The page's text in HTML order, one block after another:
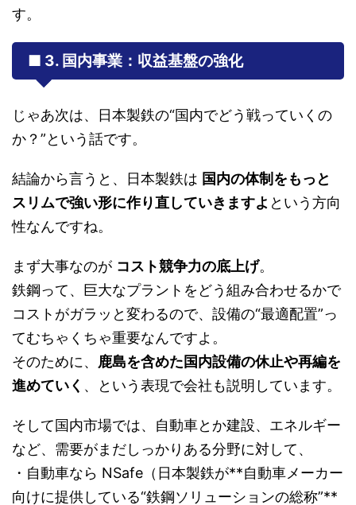
す。
■ 3. 国内事業：収益基盤の強化
じゃあ次は、日本製鉄の“国内でどう戦っていくの
か？”という話です。
結論から言うと、日本製鉄は 国内の体制をもっと
スリムで強い形に作り直していきますよ という方向
性なんですね。
まず大事なのが コスト競争力の底上げ。
鉄鋼って、巨大なプラントをどう組み合わせるかで
コストがガラッと変わるので、設備の“最適配置”っ
てむちゃくちゃ重要なんですよ。
そのために、 鹿島を含めた国内設備の休止や再編を
進めていく 、という表現で会社も説明しています。
そして国内市場では、自動車とか建設、エネルギー
など、需要がまだしっかりある分野に対して、
・自動車なら NSafe（日本製鉄が**自動車メーカー
向けに提供している“鉄鋼ソリューションの総称”**